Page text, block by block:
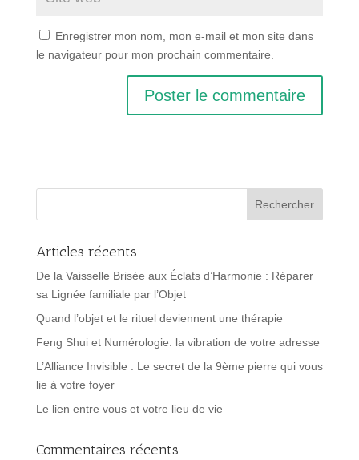
Enregistrer mon nom, mon e-mail et mon site dans
le navigateur pour mon prochain commentaire.
Articles récents
De la Vaisselle Brisée aux Éclats d’Harmonie : Réparer
sa Lignée familiale par l’Objet
Quand l’objet et le rituel deviennent une thérapie
Feng Shui et Numérologie: la vibration de votre adresse
L’Alliance Invisible : Le secret de la 9ème pierre qui vous
lie à votre foyer
Le lien entre vous et votre lieu de vie
Commentaires récents